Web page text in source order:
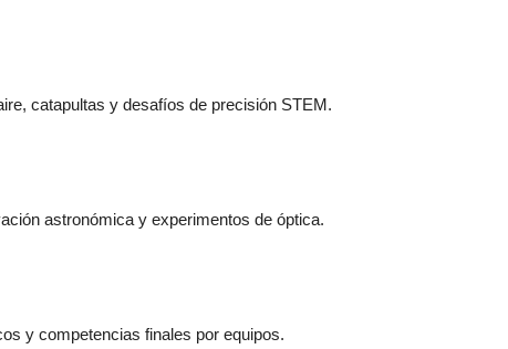
catapultas y desafíos de precisión STEM.
astronómica y experimentos de óptica.
y competencias finales por equipos.